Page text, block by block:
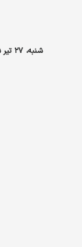
شنبه، ۲۷ تیر ۱۴۰۵